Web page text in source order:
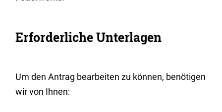
Erforderliche Unterlagen
Um den Antrag bearbeiten zu können, benötigen
wir von Ihnen: